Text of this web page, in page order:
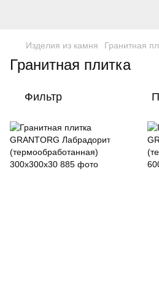
Изделия из камня Гранитная
Гранитная плитка
Фильтр